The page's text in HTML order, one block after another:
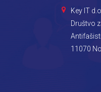
Key IT
Društvo
11070